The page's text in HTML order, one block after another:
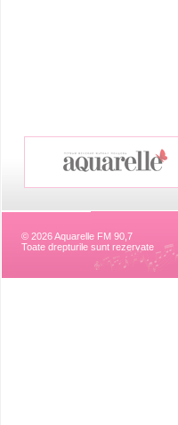
© 2026 Aquarelle FM 90,7
Toate drepturile sunt rezervate